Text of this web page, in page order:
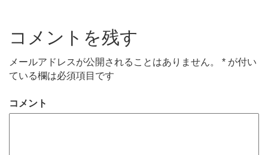
コメントを残す
メールアドレスが公開されることはありません。 * が付い
ている欄は必須項目です
コメント